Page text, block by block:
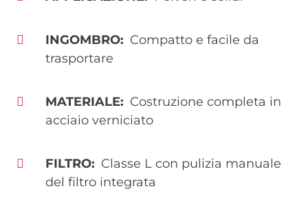
INGOMBRO
Compatto e facile da
trasportare
MATERIALE
Costruzione completa in
acciaio verniciato
FILTRO
Classe L con pulizia manuale
del filtro integrata